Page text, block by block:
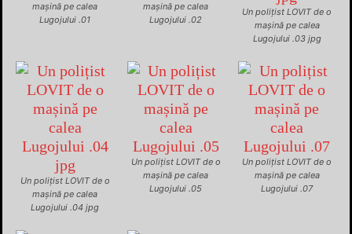
mașină pe calea
Lugojului .01
mașină pe calea
Lugojului .02
Un polițist LOVIT de o
mașină pe calea
Lugojului .03 jpg
Un polițist LOVIT de o
mașină pe calea
Lugojului .04 jpg
Un polițist LOVIT de o
mașină pe calea
Lugojului .05
Un polițist LOVIT de o
mașină pe calea
Lugojului .07